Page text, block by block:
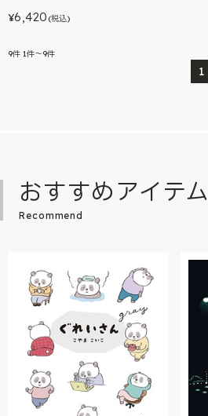
¥6,420 (税込)
9件 1件～9件
1
おすすめアイテム
Recommend